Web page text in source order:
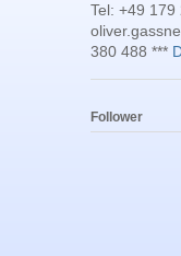
Tel: +49 179
380 488 ***
Follower